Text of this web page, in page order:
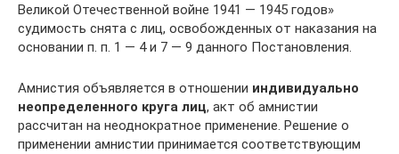
Великой Отечественной войне 1941 — 1945 годов»
судимость снята с лиц, освобожденных от наказания на
основании п. п. 1 — 4 и 7 — 9 данного Постановления.
Амнистия объявляется в отношении индивидуально
неопределенного круга лиц, акт об амнистии
рассчитан на неоднократное применение. Решение о
применении амнистии принимается соответствующим